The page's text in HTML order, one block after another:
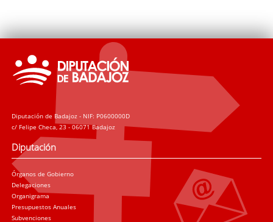
Diputación de Badajoz - NIF: P0600000D
c/ Felipe Checa, 23 - 06071 Badajoz
Diputación
Órganos de Gobierno
Delegaciones
Organigrama
Presupuestos Anuales
Subvenciones